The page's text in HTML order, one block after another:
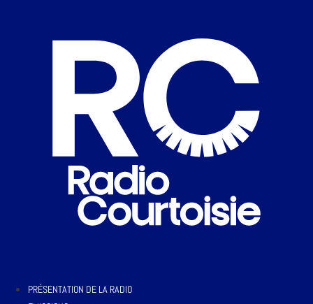
PRÉSENTATION DE LA RADIO